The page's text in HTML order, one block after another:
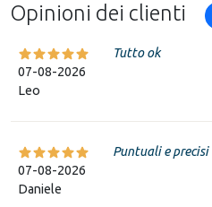
Opinioni dei clienti
07-08-2026
Leo
Tutto ok
07-08-2026
Daniele
Puntuali e precisi